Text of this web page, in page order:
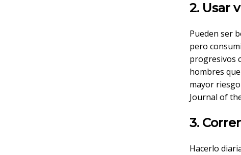
2. Usar
Pueden ser
pero
progresivos
hombres
mayor
Journal of
3. Correr
Hacerlo